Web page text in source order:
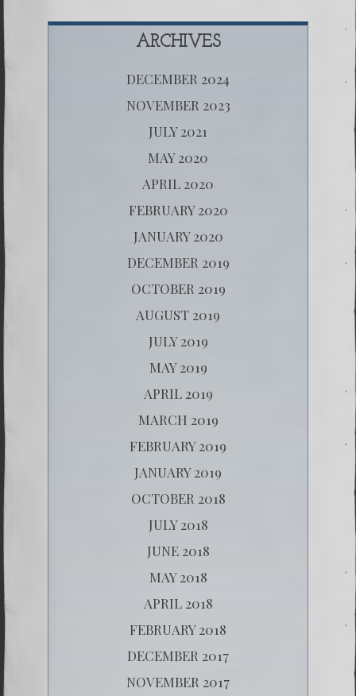
ARCHIVES
DECEMBER 2024
NOVEMBER 2023
JULY 2021
MAY 2020
APRIL 2020
FEBRUARY 2020
JANUARY 2020
DECEMBER 2019
OCTOBER 2019
AUGUST 2019
JULY 2019
MAY 2019
APRIL 2019
MARCH 2019
FEBRUARY 2019
JANUARY 2019
OCTOBER 2018
JULY 2018
JUNE 2018
MAY 2018
APRIL 2018
FEBRUARY 2018
DECEMBER 2017
NOVEMBER 2017